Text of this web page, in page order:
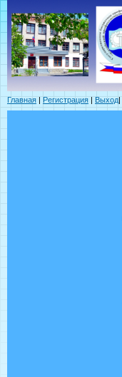
Главная | Регистрация | Выход|